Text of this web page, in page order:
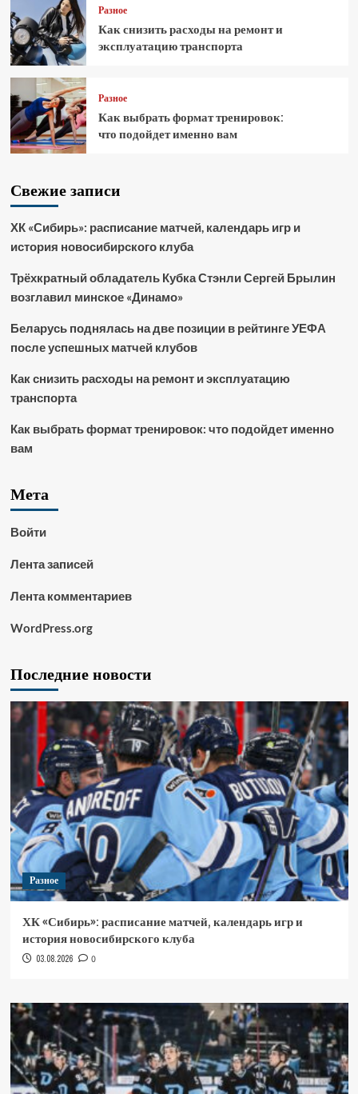
Разное
Как снизить расходы на ремонт и
эксплуатацию транспорта
Разное
Как выбрать формат тренировок:
что подойдет именно вам
Свежие записи
ХК «Сибирь»: расписание матчей, календарь игр и
история новосибирского клуба
Трёхкратный обладатель Кубка Стэнли Сергей Брылин
возглавил минское «Динамо»
Беларусь поднялась на две позиции в рейтинге УЕФА
после успешных матчей клубов
Как снизить расходы на ремонт и эксплуатацию
транспорта
Как выбрать формат тренировок: что подойдет именно
вам
Мета
Войти
Лента записей
Лента комментариев
WordPress.org
Последние новости
Разное
ХК «Сибирь»: расписание матчей, календарь игр и
история новосибирского клуба
03.08.2026 0